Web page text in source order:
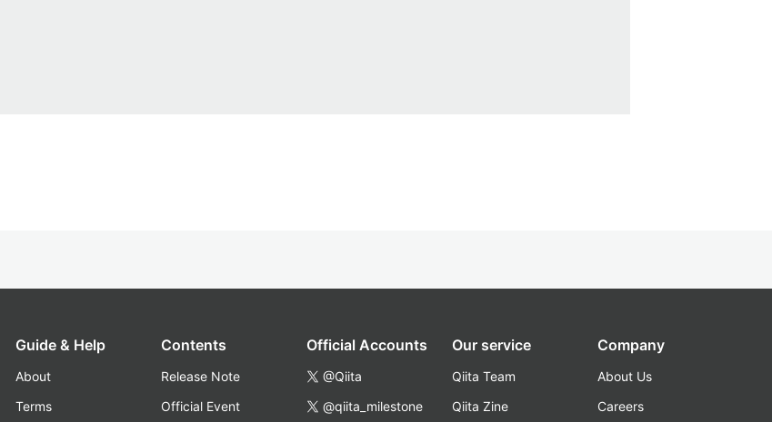
Guide & Help
About
Terms
Contents
Release Note
Official Event
Official Accounts
@Qiita
@qiita_milestone
Our service
Qiita Team
Qiita Zine
Company
About Us
Careers